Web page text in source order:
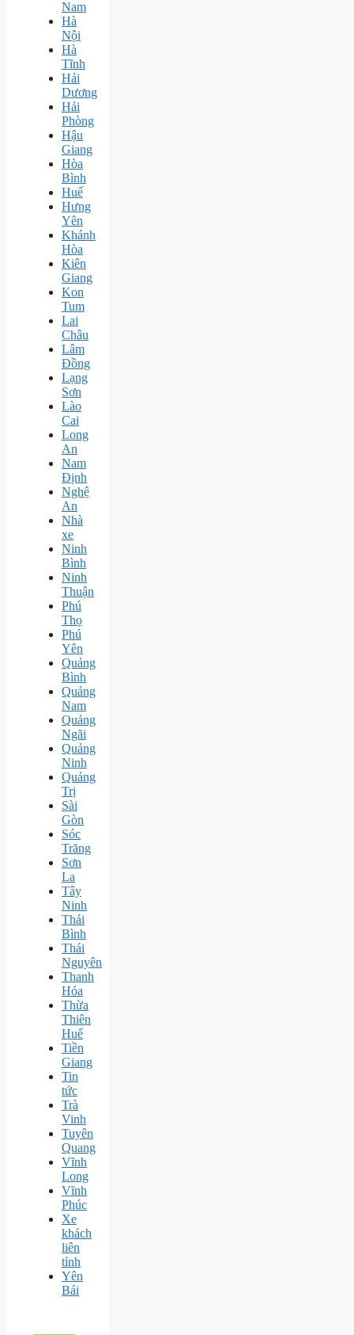
Nam
Hà
Nội
Hà
Tĩnh
Hải
Dương
Hải
Phòng
Hậu
Giang
Hòa
Bình
Huế
Hưng
Yên
Khánh
Hòa
Kiên
Giang
Kon
Tum
Lai
Châu
Lâm
Đồng
Lạng
Sơn
Lào
Cai
Long
An
Nam
Định
Nghệ
An
Nhà
xe
Ninh
Bình
Ninh
Thuận
Phú
Thọ
Phú
Yên
Quảng
Bình
Quảng
Nam
Quảng
Ngãi
Quảng
Ninh
Quảng
Trị
Sài
Gòn
Sóc
Trăng
Sơn
La
Tây
Ninh
Thái
Bình
Thái
Nguyên
Thanh
Hóa
Thừa
Thiên
Huế
Tiền
Giang
Tin
tức
Trà
Vinh
Tuyên
Quang
Vĩnh
Long
Vĩnh
Phúc
Xe
khách
liên
tỉnh
Yên
Bái